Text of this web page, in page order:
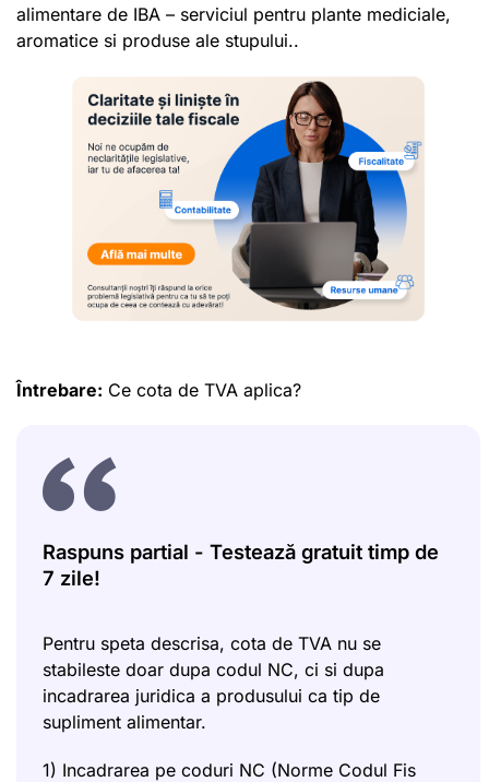
alimentare de IBA – serviciul pentru plante mediciale,
aromatice si produse ale stupului..
Întrebare: Ce cota de TVA aplica?
Raspuns partial - Testează gratuit timp de
7 zile!
Pentru speta descrisa, cota de TVA nu se
stabileste doar dupa codul NC, ci si dupa
incadrarea juridica a produsului ca tip de
supliment alimentar.
1) Incadrarea pe coduri NC (Norme Codul Fis